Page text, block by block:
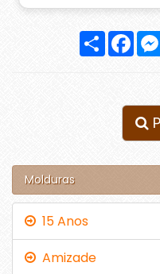
Molduras
15 Anos
Amizade